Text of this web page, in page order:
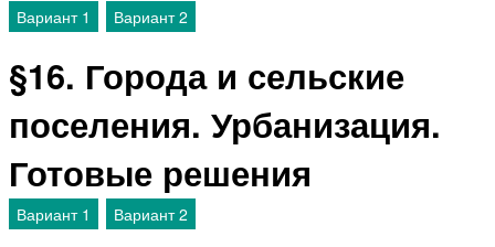
Вариант 1 Вариант 2
§16. Города и сельские
поселения. Урбанизация.
Готовые решения
Вариант 1 Вариант 2